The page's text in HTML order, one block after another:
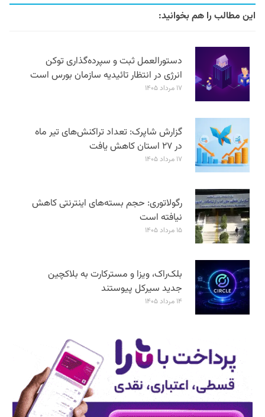
این مطالب را هم بخوانید:
دستورالعمل ثبت و سپرده‌گذاری توکن
انرژی در انتظار تائیدیه سازمان بورس است
۱۷ مرداد ۱۴۰۵
گزارش شاپرک: تعداد تراکنش‌های تیر ماه
در ۲۷ استان‌ کاهش یافت
۱۷ مرداد ۱۴۰۵
رگولاتوری: حجم بسته‌های اینترنتی کاهش
نیافته است
۱۵ مرداد ۱۴۰۵
بلک‌راک، ویزا و مسترکارت به بلاکچین
جدید سیرکل پیوستند
۱۴ مرداد ۱۴۰۵